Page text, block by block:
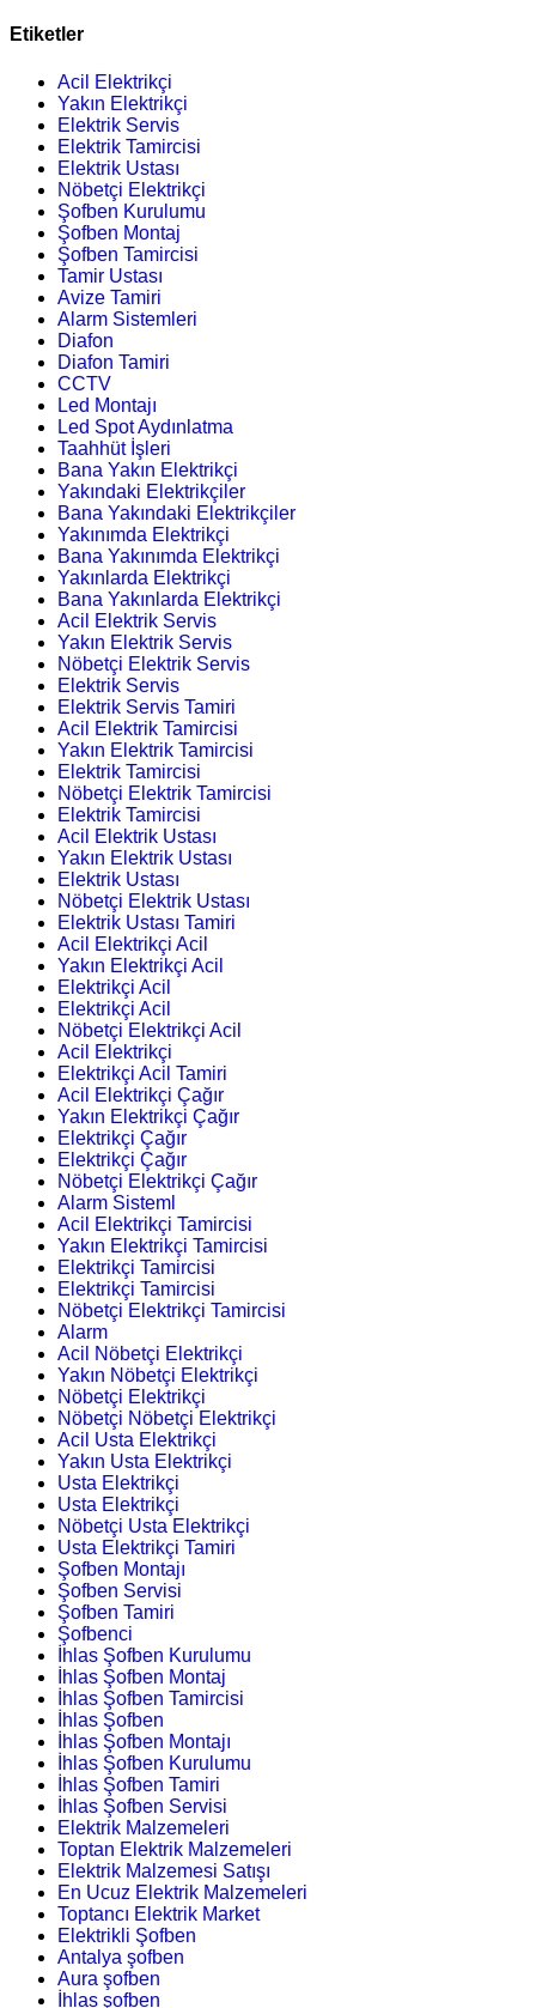
Etiketler
Acil Elektrikçi
Yakın Elektrikçi
Elektrik Servis
Elektrik Tamircisi
Elektrik Ustası
Nöbetçi Elektrikçi
Şofben Kurulumu
Şofben Montaj
Şofben Tamircisi
Tamir Ustası
Avize Tamiri
Alarm Sistemleri
Diafon
Diafon Tamiri
CCTV
Led Montajı
Led Spot Aydınlatma
Taahhüt İşleri
Bana Yakın Elektrikçi
Yakındaki Elektrikçiler
Bana Yakındaki Elektrikçiler
Yakınımda Elektrikçi
Bana Yakınımda Elektrikçi
Yakınlarda Elektrikçi
Bana Yakınlarda Elektrikçi
Acil Elektrik Servis
Yakın Elektrik Servis
Nöbetçi Elektrik Servis
Elektrik Servis
Elektrik Servis Tamiri
Acil Elektrik Tamircisi
Yakın Elektrik Tamircisi
Elektrik Tamircisi
Nöbetçi Elektrik Tamircisi
Elektrik Tamircisi
Acil Elektrik Ustası
Yakın Elektrik Ustası
Elektrik Ustası
Nöbetçi Elektrik Ustası
Elektrik Ustası Tamiri
Acil Elektrikçi Acil
Yakın Elektrikçi Acil
Elektrikçi Acil
Elektrikçi Acil
Nöbetçi Elektrikçi Acil
Acil Elektrikçi
Elektrikçi Acil Tamiri
Acil Elektrikçi Çağır
Yakın Elektrikçi Çağır
Elektrikçi Çağır
Elektrikçi Çağır
Nöbetçi Elektrikçi Çağır
Alarm Sisteml
Acil Elektrikçi Tamircisi
Yakın Elektrikçi Tamircisi
Elektrikçi Tamircisi
Elektrikçi Tamircisi
Nöbetçi Elektrikçi Tamircisi
Alarm
Acil Nöbetçi Elektrikçi
Yakın Nöbetçi Elektrikçi
Nöbetçi Elektrikçi
Nöbetçi Nöbetçi Elektrikçi
Acil Usta Elektrikçi
Yakın Usta Elektrikçi
Usta Elektrikçi
Usta Elektrikçi
Nöbetçi Usta Elektrikçi
Usta Elektrikçi Tamiri
Şofben Montajı
Şofben Servisi
Şofben Tamiri
Şofbenci
İhlas Şofben Kurulumu
İhlas Şofben Montaj
İhlas Şofben Tamircisi
İhlas Şofben
İhlas Şofben Montajı
İhlas Şofben Kurulumu
İhlas Şofben Tamiri
İhlas Şofben Servisi
Elektrik Malzemeleri
Toptan Elektrik Malzemeleri
Elektrik Malzemesi Satışı
En Ucuz Elektrik Malzemeleri
Toptancı Elektrik Market
Elektrikli Şofben
Antalya şofben
Aura şofben
İhlas şofben